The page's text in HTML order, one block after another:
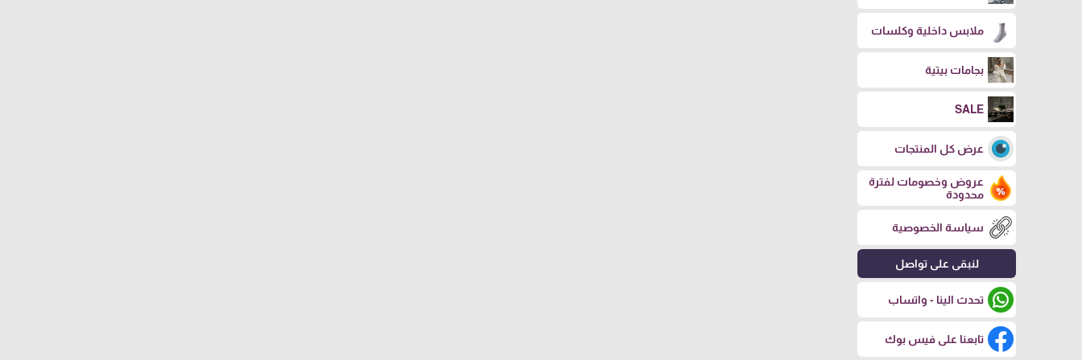
ملابس داخلية وكلسات
بجامات بيتية
SALE
عرض كل المنتجات
عروض وخصومات لفترة
محدودة
سياسة الخصوصية
لنبقى على تواصل
تحدث الينا - واتساب
تابعنا على فيس بوك